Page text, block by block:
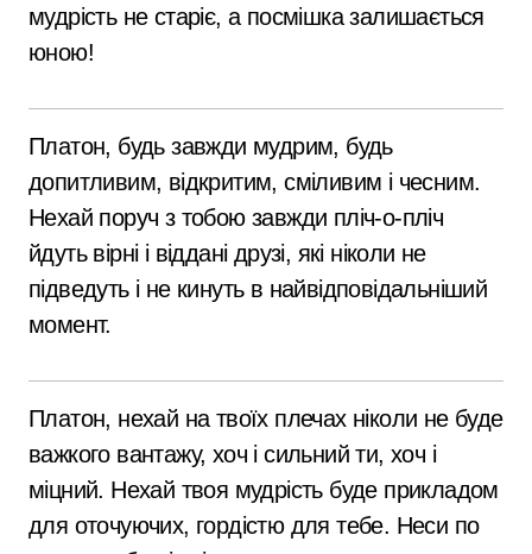
мудрість не старіє, а посмішка залишається
юною!
Платон, будь завжди мудрим, будь
допитливим, відкритим, сміливим і чесним.
Нехай поруч з тобою завжди пліч-о-пліч
йдуть вірні і віддані друзі, які ніколи не
підведуть і не кинуть в найвідповідальніший
момент.
Платон, нехай на твоїх плечах ніколи не буде
важкого вантажу, хоч і сильний ти, хоч і
міцний. Нехай твоя мудрість буде прикладом
для оточуючих, гордістю для тебе. Неси по